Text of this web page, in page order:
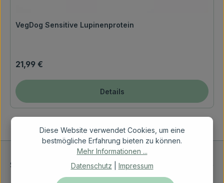
VegDog Sensitive Lupinenprotein
Regulärer Preis:
21,99 €
Details
Service-Hotline
Diese Website verwendet Cookies, um eine
bestmögliche Erfahrung bieten zu können.
Mehr Informationen ...
Datenschutz
Impressum